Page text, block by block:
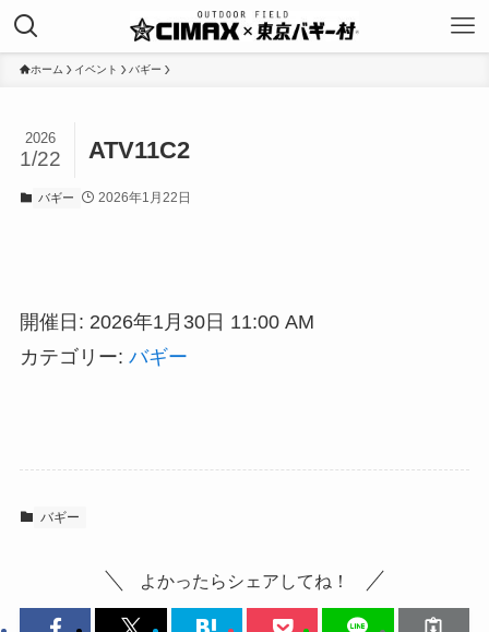
ホーム イベント バギー
ATV11C2
2026
1/22
バギー 2026年1月22日
開催日: 2026年1月30日 11:00 AM
カテゴリー: バギー
バギー
よかったらシェアしてね！